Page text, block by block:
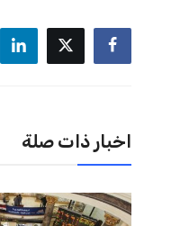
اخبار ذات صلة